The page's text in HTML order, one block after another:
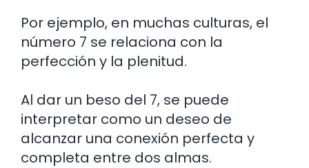
Por ejemplo, en muchas culturas, el
número 7 se relaciona con la
perfección y la plenitud.
Al dar un beso del 7, se puede
interpretar como un deseo de
alcanzar una conexión perfecta y
completa entre dos almas.